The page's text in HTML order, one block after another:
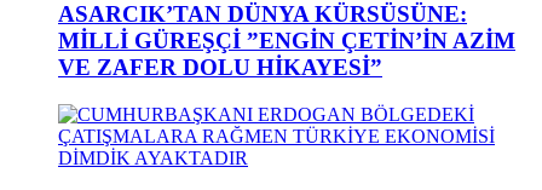
ASARCIK’TAN DÜNYA KÜRSÜSÜNE:
MİLLİ GÜREŞÇİ ”ENGİN ÇETİN’İN AZİM
VE ZAFER DOLU HİKAYESİ”